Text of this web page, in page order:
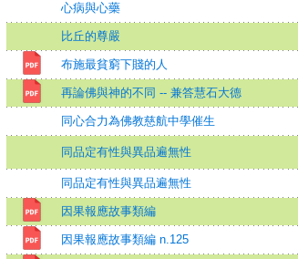
心病與心藥
比丘的尊嚴
布施最貧窮下賤的人
再論佛與神的不同 -- 兼答慧石大德
同心合力為佛教慈航中學催生
同品定有性與異品遍無性
同品定有性與異品遍無性
因果報應故事類編
因果報應故事類編 n.125